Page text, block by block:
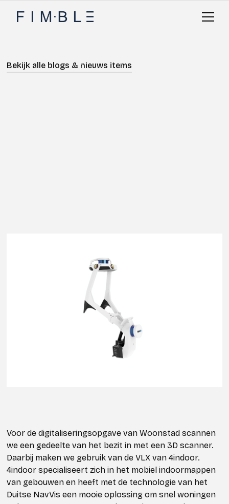
Bekijk alle blogs & nieuws items
Voor de digitaliseringsopgave van Woonstad scannen
we een gedeelte van het bezit in met een 3D scanner.
Daarbij maken we gebruik van de VLX van 4indoor.
4indoor specialiseert zich in het mobiel indoormappen
van gebouwen en heeft met de technologie van het
Duitse NavVis een mooie oplossing om snel woningen